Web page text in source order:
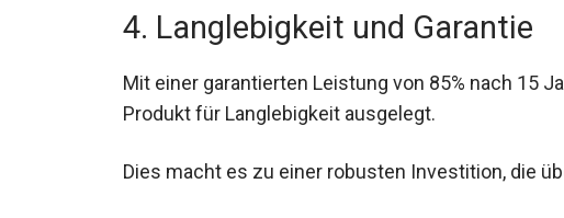
4. Langlebigkeit und Garantie
Mit einer garantierten Leistung von 85% nach 15
Produkt für Langlebigkeit ausgelegt.
Dies macht es zu einer robusten Investition, die